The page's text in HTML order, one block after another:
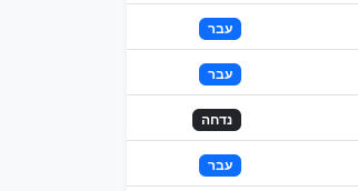
עבר
עבר
נדחה
עבר